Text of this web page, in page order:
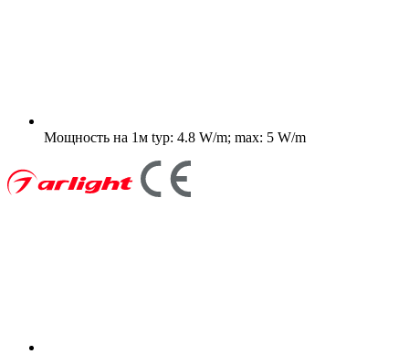
Мощность на 1м typ: 4.8 W/m; max: 5 W/m